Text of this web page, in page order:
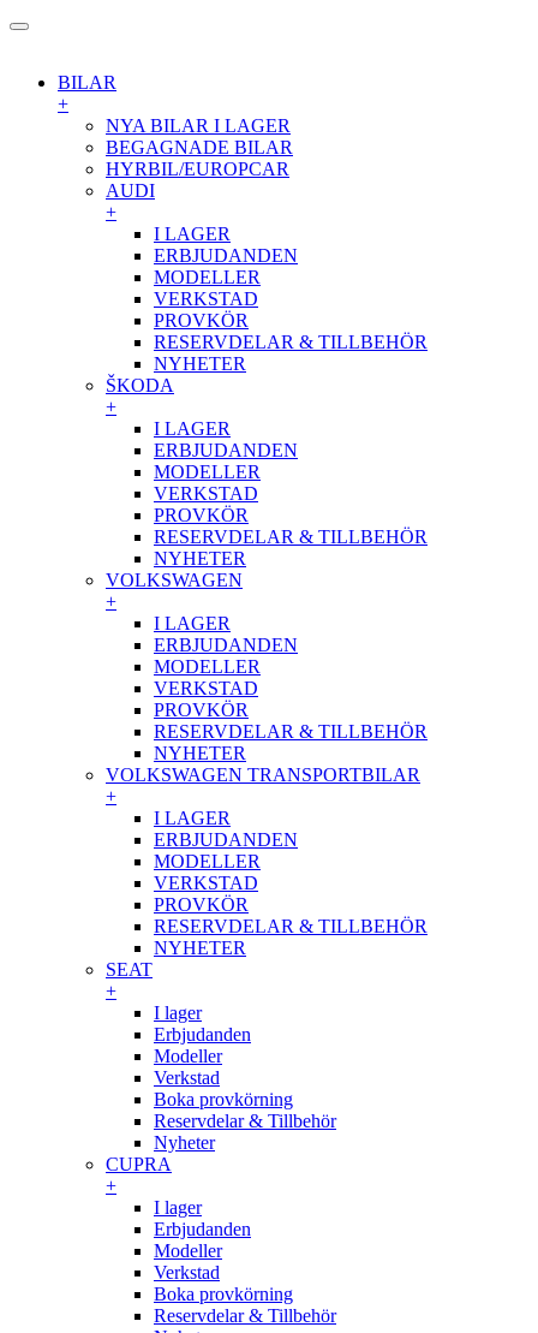
BILAR
+
NYA BILAR I LAGER
BEGAGNADE BILAR
HYRBIL/EUROPCAR
AUDI
+
I LAGER
ERBJUDANDEN
MODELLER
VERKSTAD
PROVKÖR
RESERVDELAR & TILLBEHÖR
NYHETER
ŠKODA
+
I LAGER
ERBJUDANDEN
MODELLER
VERKSTAD
PROVKÖR
RESERVDELAR & TILLBEHÖR
NYHETER
VOLKSWAGEN
+
I LAGER
ERBJUDANDEN
MODELLER
VERKSTAD
PROVKÖR
RESERVDELAR & TILLBEHÖR
NYHETER
VOLKSWAGEN TRANSPORTBILAR
+
I LAGER
ERBJUDANDEN
MODELLER
VERKSTAD
PROVKÖR
RESERVDELAR & TILLBEHÖR
NYHETER
SEAT
+
I lager
Erbjudanden
Modeller
Verkstad
Boka provkörning
Reservdelar & Tillbehör
Nyheter
CUPRA
+
I lager
Erbjudanden
Modeller
Verkstad
Boka provkörning
Reservdelar & Tillbehör